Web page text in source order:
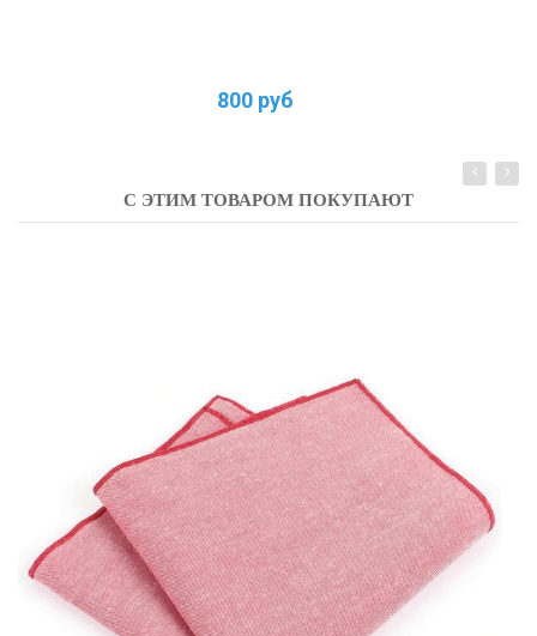
800 руб
С ЭТИМ ТОВАРОМ ПОКУПАЮТ